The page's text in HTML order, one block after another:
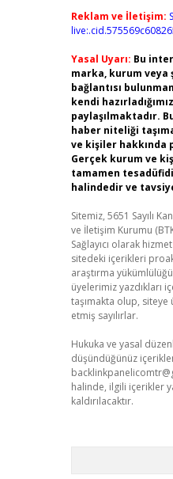
Reklam ve İletişim:
Yasal Uyarı: Bu
marka, kurum veya
bağlantısı
kendi
paylaşılmaktadır.
haber niteliği
ve kişiler hakkında
Gerçek kurum ve
tamamen
halindedir ve
Sitemiz, 5651 Sayılı
ve İletişim Kurumu
Sağlayıcı olarak
sitedeki içerikleri
araştırma
üyelerimiz yazdıkları
taşımakta olup,
etmiş sayılırlar.
Hukuka ve yasal
düşündüğünüz
halinde, ilgili içerikler
kaldırılacaktır.